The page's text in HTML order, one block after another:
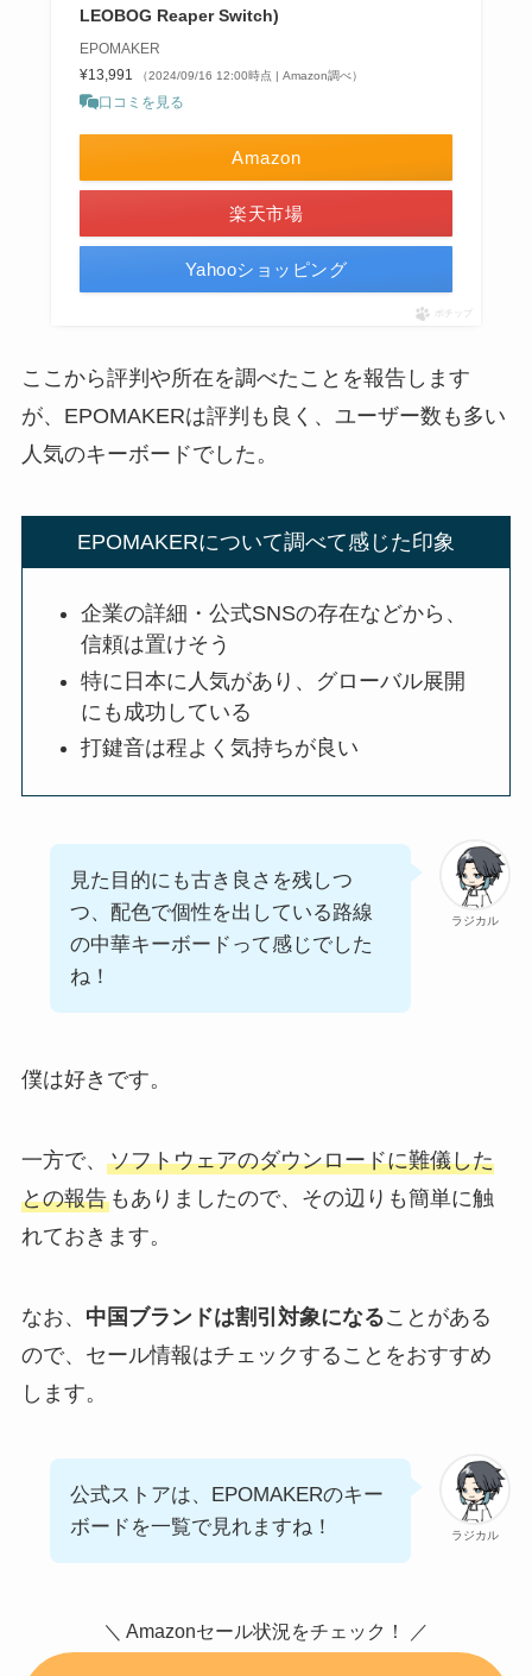
LEOBOG Reaper Switch)
EPOMAKER
¥13,991
（2024/09/16 12:00時点 | Amazon調べ）
口コミを見る
Amazon
楽天市場
Yahooショッピング
ポチップ
ここから評判や所在を調べたことを報告します
が、EPOMAKERは評判も良く、ユーザー数も多い
人気のキーボードでした。
EPOMAKERについて調べて感じた印象
企業の詳細・公式SNSの存在などから、
信頼は置けそう
特に日本に人気があり、グローバル展開
にも成功している
打鍵音は程よく気持ちが良い
ラジカル
見た目的にも古き良さを残しつ
つ、配色で個性を出している路線
の中華キーボードって感じでした
ね！
僕は好きです。
一方で、 ソフトウェアのダウンロードに難儀した
との報告もありましたので、その辺りも簡単に触
れておきます。
なお、 中国ブランドは割引対象になることがある
ので、セール情報はチェックすることをおすすめ
します。
ラジカル
公式ストアは、EPOMAKERのキー
ボードを一覧で見れますね！
＼ Amazonセール状況をチェック！ ／